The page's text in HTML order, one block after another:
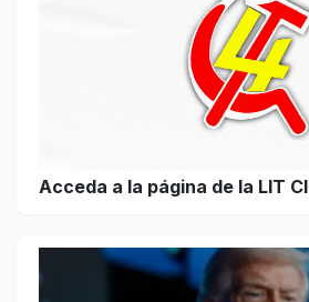
Acceda a la página de la LIT CI